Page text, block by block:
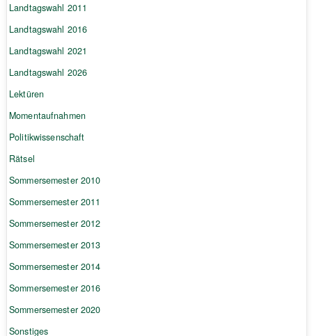
Landtagswahl 2011
Landtagswahl 2016
Landtagswahl 2021
Landtagswahl 2026
Lektüren
Momentaufnahmen
Politikwissenschaft
Rätsel
Sommersemester 2010
Sommersemester 2011
Sommersemester 2012
Sommersemester 2013
Sommersemester 2014
Sommersemester 2016
Sommersemester 2020
Sonstiges